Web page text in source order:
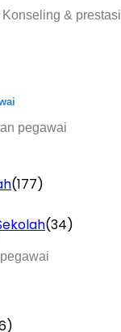
& prestasi
pegawai
(177)
(34)